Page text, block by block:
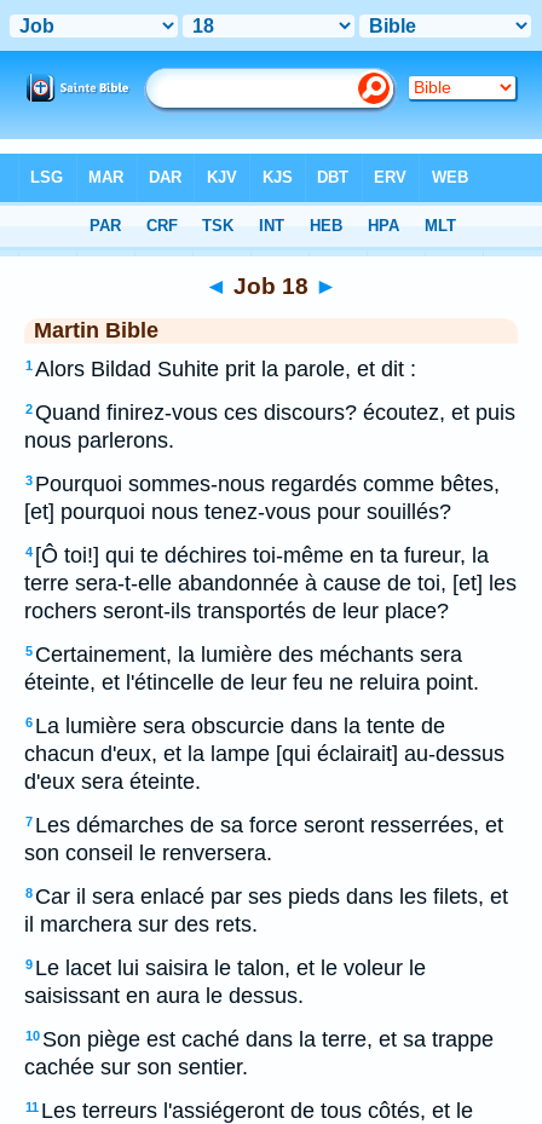
◄ Job 18 ►
Martin Bible
1Alors Bildad Suhite prit la parole, et dit :
2Quand finirez-vous ces discours? écoutez, et puis
nous parlerons.
3 Pourquoi sommes-nous regardés comme bêtes,
[et] pourquoi nous tenez-vous pour souillés?
4 [Ô toi!] qui te déchires toi-même en ta fureur, la
terre sera-t-elle abandonnée à cause de toi, [et] les
rochers seront-ils transportés de leur place?
5 Certainement, la lumière des méchants sera
éteinte, et l'étincelle de leur feu ne reluira point.
6 La lumière sera obscurcie dans la tente de
chacun d'eux, et la lampe [qui éclairait] au-dessus
d'eux sera éteinte.
7 Les démarches de sa force seront resserrées, et
son conseil le renversera.
8 Car il sera enlacé par ses pieds dans les filets, et
il marchera sur des rets.
9 Le lacet lui saisira le talon, et le voleur le
saisissant en aura le dessus.
10 Son piège est caché dans la terre, et sa trappe
cachée sur son sentier.
11 Les terreurs l'assiégeront de tous côtés, et le